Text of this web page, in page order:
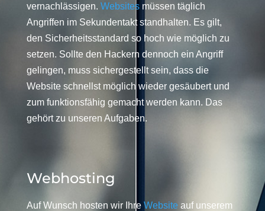
vernachlässigen. Websitesmüssen täglich
Angriffen im Sekundentakt standhalten. Es gilt,
den Sicherheitsstandard so hoch wie möglich zu
setzen. Sollte den Hackern dennoch ein Angriff
gelingen, muss sichergestellt sein, dass die
Website schnellst möglich wieder gesäubert und
zum funktionsfähig gemacht werden kann. Das
gehört zu unseren Aufgaben.
Webhosting
Auf Wunsch hosten wir Ihre Website auf unserem